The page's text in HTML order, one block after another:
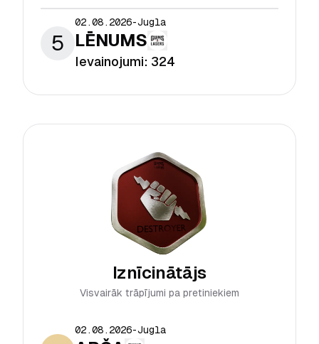
5
02.08.2026-Jugla
LĒNUMS
Ievainojumi: 324
Iznīcinātājs
Visvairāk trāpījumi pa pretiniekiem
02.08.2026-Jugla